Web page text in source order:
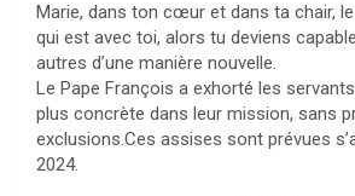
Marie, dans ton cœur et dans ta chair,
qui est avec toi, alors tu deviens
autres d’une manière nouvelle.
Le Pape François a exhorté les
plus concrète dans leur mission, sans
exclusions.Ces assises sont prévues
2024.